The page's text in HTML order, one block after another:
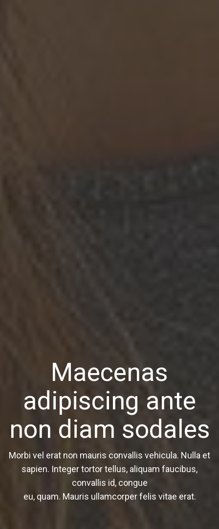
Maecenas
adipiscing ante
non diam sodales
Morbi vel erat non mauris convallis vehicula. Nulla et
sapien. Integer tortor tellus, aliquam faucibus,
convallis id, congue
eu, quam. Mauris ullamcorper felis vitae erat.